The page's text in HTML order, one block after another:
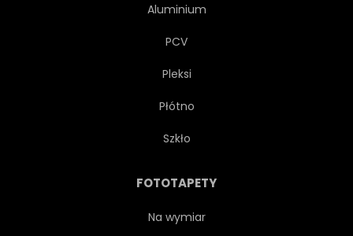
Aluminium
PCV
Pleksi
Płótno
Szkło
FOTOTAPETY
Na wymiar